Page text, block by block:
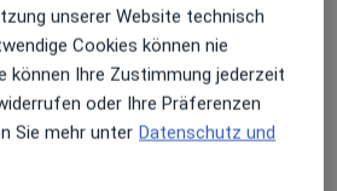
behandle ich
und psychosomatische
ärztliches Angebot reicht dabei
hin zur persönlichen Betreuung
Sie würden gerne mehr
in meiner Praxis in der Karlstr. 2
unserer Website technisch
Cookies können nie
können Ihre Zustimmung jederzeit
oder Ihre Präferenzen
Sie mehr unter Datenschutz und